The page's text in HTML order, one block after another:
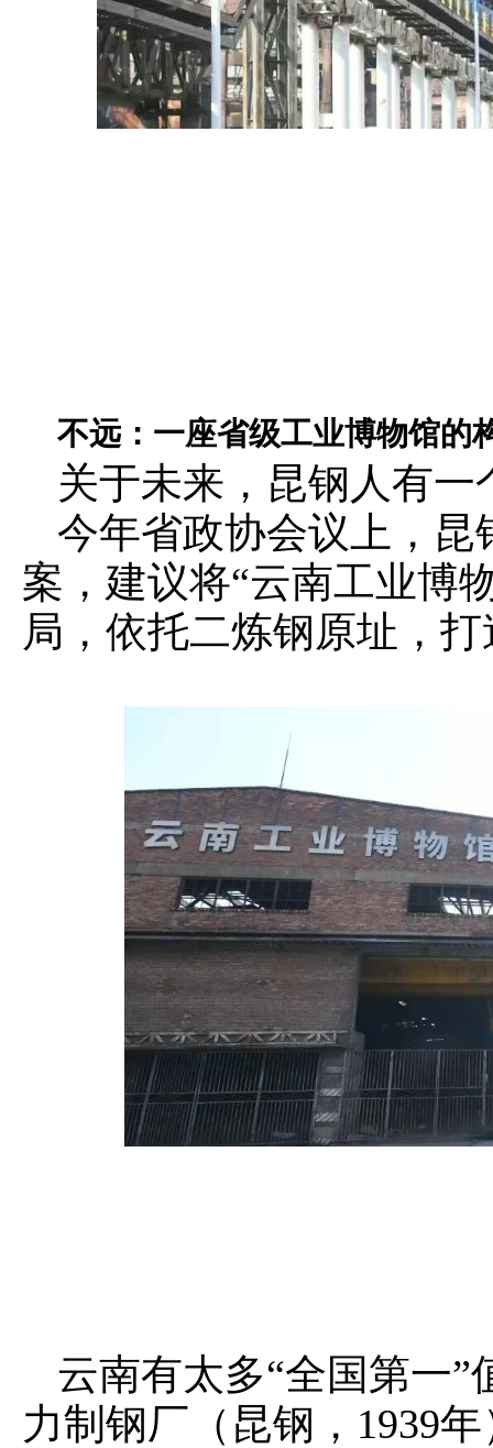
不远：一座省级工业博物馆的
关于未来，昆钢人有一
今年省政协会议上，
案，建议将“云南工业博
局，依托二炼钢原址，
云南有太多“全国第一
力制钢厂（昆钢，1939